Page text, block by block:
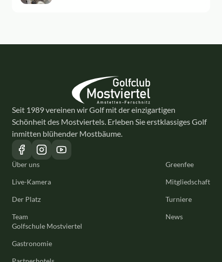
Seit 1989 vereinen wir Golf mit der einzigartigen
Schönheit des Mostviertels. Erleben Sie erstklassiges Golf
inmitten blühender Mostbäume.
Über uns
Live-Kamera
Der Platz
Team
Greenfee
Mitgliedschaft
Turniere
News
Golfschule Mostviertel
Gastronomie